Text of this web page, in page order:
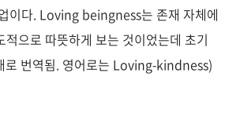
이다. Loving beingness는 존재 자체에
적으로 따뜻하게 보는 것이었는데 초기
로 번역됨. 영어로는 Loving-kindness)